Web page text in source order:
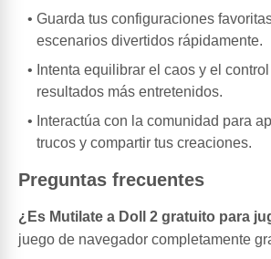
Guarda tus configuraciones
escenarios divertidos rápidamente.
Intenta equilibrar el caos y el
resultados más entretenidos.
Interactúa con la comunidad para
trucos y compartir tus creaciones.
Preguntas frecuentes
¿Es Mutilate a Doll 2 gratuito para
juego de navegador completamente